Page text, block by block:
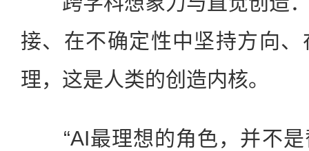
接、在不确定性中坚持方向
理，这是人类的创造内核。
“AI最理想的角色，并不是